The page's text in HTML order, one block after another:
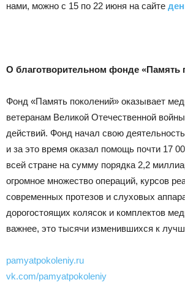
нами, можно с 15 по 22 июня на сайте
О благотворительном фонде «Память
Фонд «Память поколений» оказывает
ветеранам Великой Отечественной
действий. Фонд начал свою
и за это время оказал помощь почти 17
всей стране на сумму порядка 2,2
огромное множество операций, курсов
современных протезов и слуховых
дорогостоящих колясок и комплектов
важнее, это тысячи изменившихся к
pamyatpokoleniy.ru
vk.com/pamyatpokoleniy